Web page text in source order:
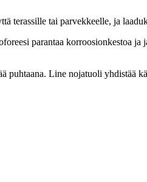
tai parvekkeelle, ja
parantaa korroosionkestoa ja
puhtaana. Line nojatuoli yhdistää